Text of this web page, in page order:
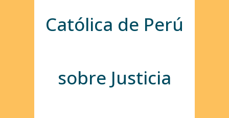
Católica de Perú
sobre Justicia